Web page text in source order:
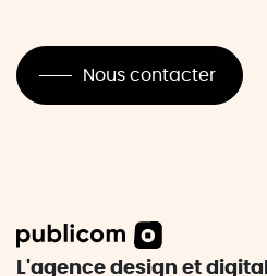
Nous contacter
L'agence design et